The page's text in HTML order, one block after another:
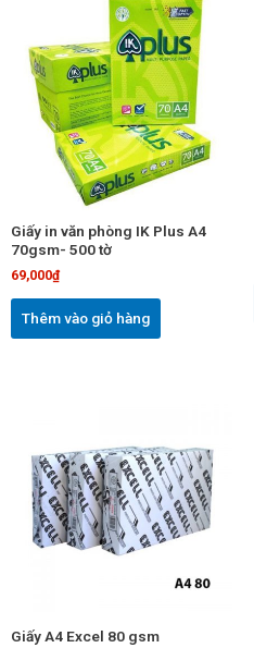
Giấy in văn phòng IK Plus A4
70gsm- 500 tờ
69,000₫
Thêm vào giỏ hàng
Giấy A4 Excel 80 gsm